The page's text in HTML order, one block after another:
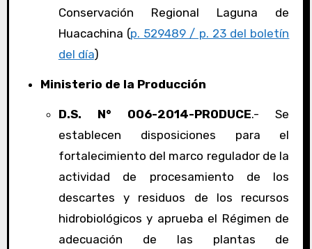
Conservación Regional Laguna de
Huacachina (p. 529489 / p. 23 del boletín
del día)
Ministerio de la Producción
D.S. N° 006-2014-PRODUCE.- Se
establecen disposiciones para el
fortalecimiento del marco regulador de la
actividad de procesamiento de los
descartes y residuos de los recursos
hidrobiológicos y aprueba el Régimen de
adecuación de las plantas de